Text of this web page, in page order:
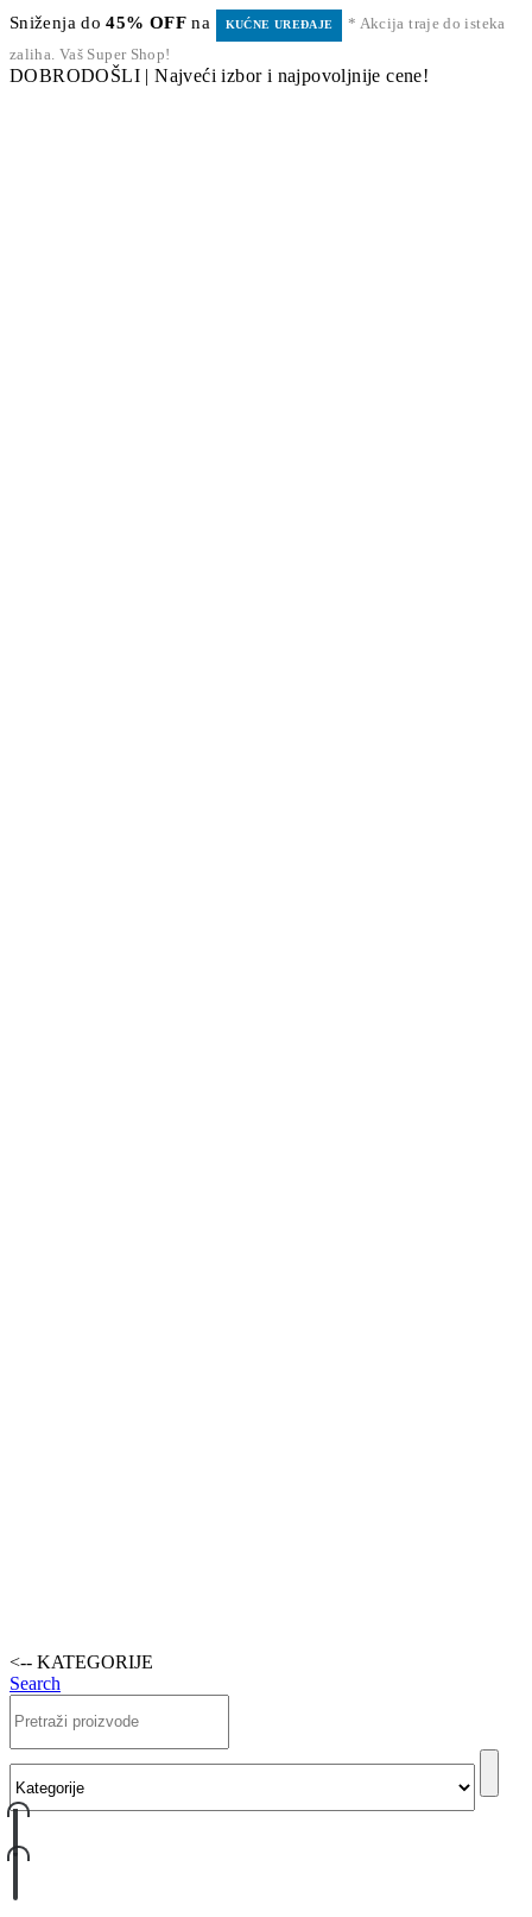
Sniženja do45% OFF na KUĆNE UREĐAJE
* Akcija traje do isteka
zaliha. Vaš Super Shop!
DOBRODOŠLI | Najveći izbor i najpovoljnije cene!
<-- KATEGORIJE
Search